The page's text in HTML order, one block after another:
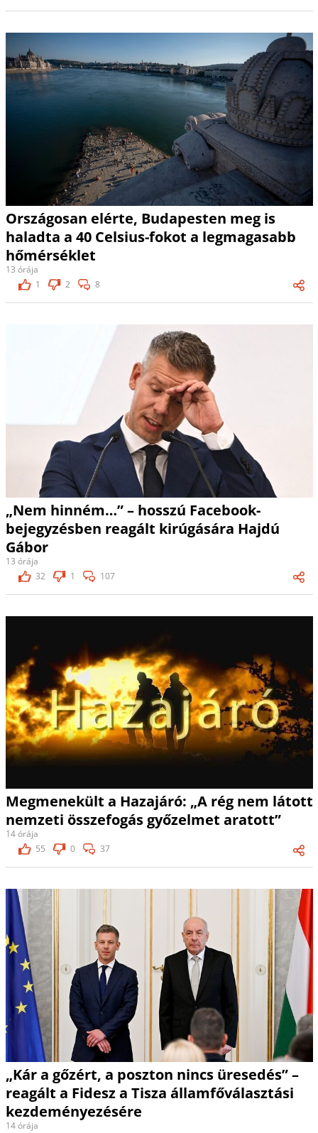
Országosan elérte, Budapesten meg is
haladta a 40 Celsius-fokot a legmagasabb
hőmérséklet
13 órája
1
2 8
„Nem hinném…” – hosszú Facebook-
bejegyzésben reagált kirúgására Hajdú
Gábor
13 órája
32
1 107
Megmenekült a Hazajáró: „A rég nem látott
nemzeti összefogás győzelmet aratott”
14 órája
55
0 37
„Kár a gőzért, a poszton nincs üresedés” –
reagált a Fidesz a Tisza államfőválasztási
kezdeményezésére
14 órája